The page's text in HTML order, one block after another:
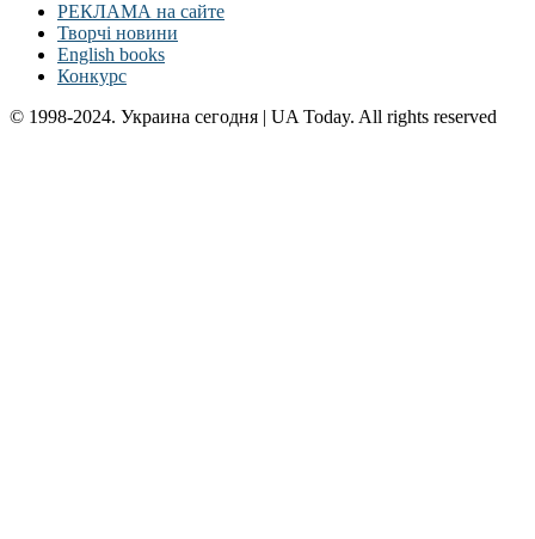
РЕКЛАМА на сайте
Творчі новини
English books
Конкурс
© 1998-2024. Украина сегодня | UA Today. All rights reserved